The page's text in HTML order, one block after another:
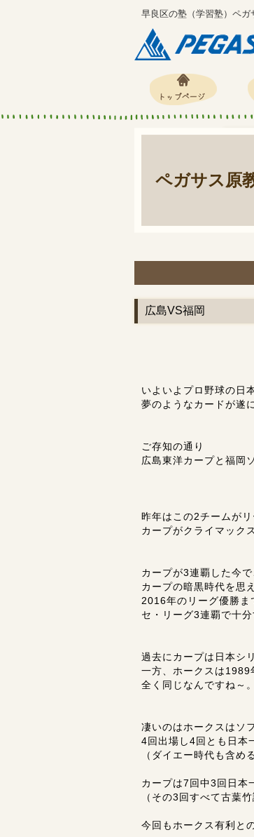
早良区の塾（学習塾）ペガ
ペガサス原
広島VS福岡
いよいよプロ野球の日
夢のようなカードが遂
ご存知の通り
広島東洋カープと福岡
昨年はこの2チームが
カープがクライマック
カープが3連覇した今
カープの暗黒時代を思
2016年のリーグ優勝ま
セ・リーグ3連覇で十
過去にカープは日本シ
一方、ホークスは1989
全く同じなんですね～。
凄いのはホークスはソ
4回出場し4回とも日本
（ダイエー時代も含め
カープは7回中3回日本
（その3回すべて古葉
今回もホークス有利と